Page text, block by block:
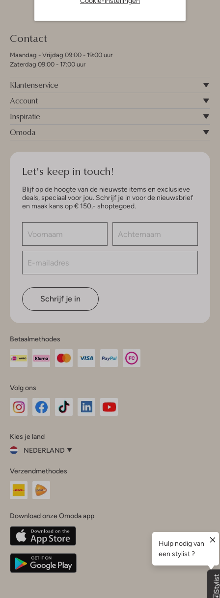
Contact
Maandag - Vrijdag 09:00 - 19:00 uur
Zaterdag 09:00 - 17:00 uur
Klantenservice
Account
Inspiratie
Omoda
Let's keep in touch!
Blijf op de hoogte van de nieuwste items en exclusieve
deals, speciaal voor jou. Schrijf je in voor de nieuwsbrief
en maak kans op € 150,- shoptegoed.
Schrijf je in
Betaalmethodes
Volg ons
InstagramFacebook
Kies je land
NEDERLAND
je
land
Nederland
Belgique(Français)
Deutschland
Verzendmethodes
Download onze Omoda app